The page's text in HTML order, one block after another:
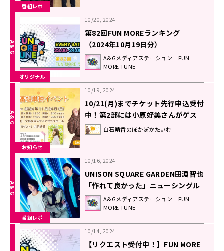
番組レポ
オリジナル
10/20, 2024
第82回FUN MOREランキング
（2024年10月19日分）
A&Gメディアステーション FUN
MORE TUNE
お知らせ
10/19, 2024
10/21(月)までチケット先行申込受付
中！第2部には小原好美さんがゲス
ト出演！11/24(日)開催『白石晴香の
ぽかぽかたいむ』番組イベント
白石晴香のぽかぽかたいむ
番組レポ
10/16, 2024
UNISON SQUARE GARDEN田淵智也
「作れて良かった」ニューシングル
『傍若のカリスマ』に込めた想い！
A&Gメディアステーション FUN
MORE TUNE
10/14, 2024
【リクエスト受付中！】FUN MORE